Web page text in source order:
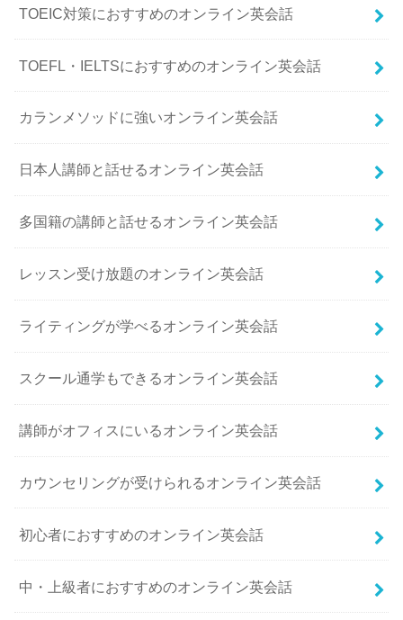
TOEIC対策におすすめのオンライン英会話
TOEFL・IELTSにおすすめのオンライン英会話
カランメソッドに強いオンライン英会話
日本人講師と話せるオンライン英会話
多国籍の講師と話せるオンライン英会話
レッスン受け放題のオンライン英会話
ライティングが学べるオンライン英会話
スクール通学もできるオンライン英会話
講師がオフィスにいるオンライン英会話
カウンセリングが受けられるオンライン英会話
初心者におすすめのオンライン英会話
中・上級者におすすめのオンライン英会話